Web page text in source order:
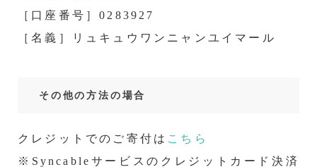
［口座番号］0283927
［名義］リュキュウワンニャンユイマール
その他の方法の場合
クレジットでのご寄付は こちら
※Syncableサービスのクレジットカード決済